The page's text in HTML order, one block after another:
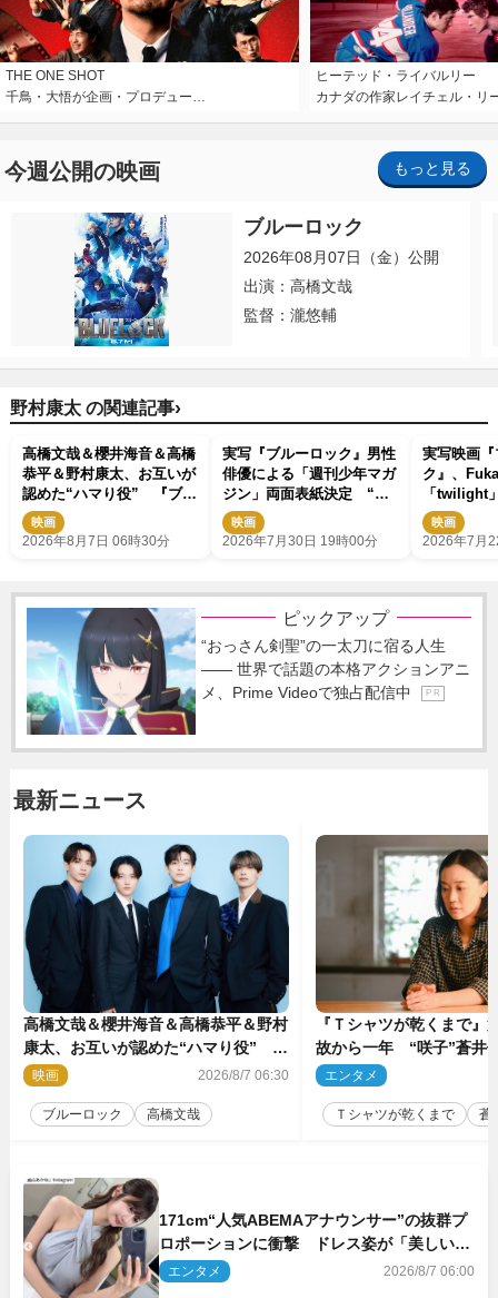
THE ONE SHOT
千鳥・大悟が企画・プロデュー…
ヒーテッド・ライバルリー
カナダの作家レイチェル・リ
今週公開の映画 もっと見る
ブルーロック
2026年08月07日（金）公開
出演：高橋文哉
監督：瀧悠輔
野村康太 の関連記事›
高橋文哉＆櫻井海音＆高橋
恭平＆野村康太、お互いが
認めた“ハマり役” 『ブル
ーロック』で築いた最高の
チームワーク
映画
2026年8月7日 06時30分
実写『ブルーロック』男性
俳優による「週刊少年マガ
ジン」両面表紙決定 “潔
世一”高橋文哉×アニメ・浦
和希の対談も実現
映画
2026年7月30日 19時00分
実写映画
ク』、
「twilight
定 最新映
映画
2026年7月
ピックアップ
“おっさん剣聖”の一太刀に宿る人生
―― 世界で話題の本格アクションアニ
メ、Prime Videoで独占配信中
P R
最新ニュース
高橋文哉＆櫻井海音＆高橋恭平＆野村
康太、お互いが認めた“ハマり役”
『ブルーロック』で築いた最高のチー
映画 2026/8/7 06:30
ブルーロック 高橋文哉
『Ｔシャツが乾くまで』
故から一年 “咲子”蒼井
島歩は心を許しあえる関
エンタメ
Ｔシャツが乾くまで 蒼
171cm“人気ABEMAアナウンサー”の抜群プ
ロポーションに衝撃 ドレス姿が「美しい」
「品がありすぎる」
エンタメ 2026/8/7 06:00